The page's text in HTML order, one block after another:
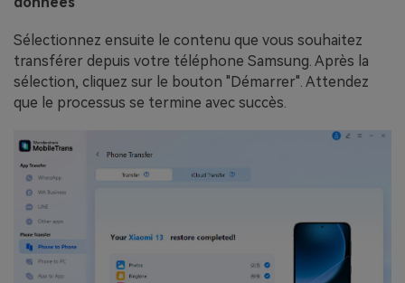
Sélectionnez ensuite le contenu que vous souhaitez
transférer depuis votre téléphone Samsung. Après la
sélection, cliquez sur le bouton "Démarrer". Attendez
que le processus se termine avec succès.